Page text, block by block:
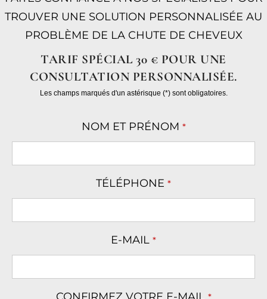
TROUVER UNE SOLUTION PERSONNALISÉE AU
PROBLÈME DE LA CHUTE DE CHEVEUX
TARIF SPÉCIAL 30 € POUR UNE
CONSULTATION PERSONNALISÉE.
Les champs marqués d'un astérisque (*) sont obligatoires.
NOM ET PRÉNOM *
TÉLÉPHONE *
E-MAIL *